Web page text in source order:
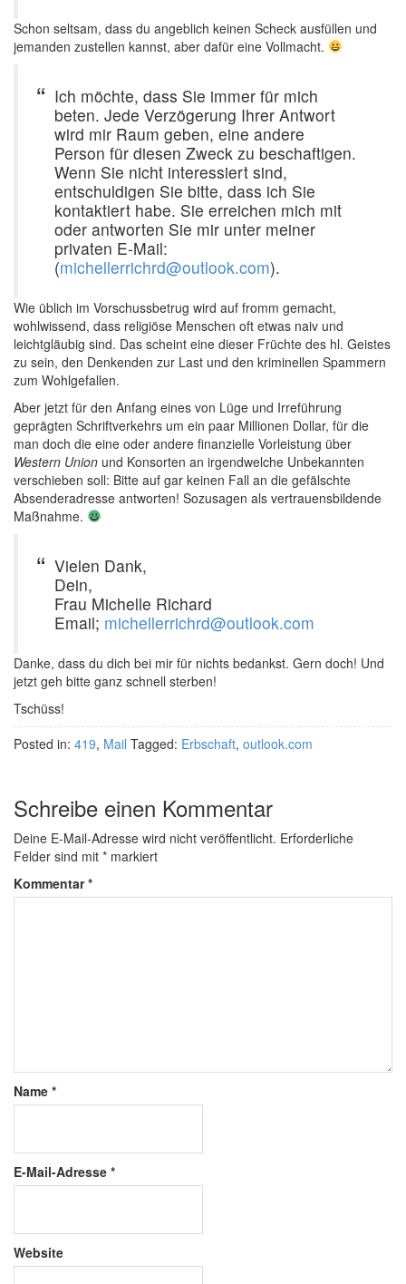
Schon seltsam, dass du angeblich keinen Scheck ausfüllen und
jemanden zustellen kannst, aber dafür eine Vollmacht.
Ich möchte, dass Sie immer für mich
beten. Jede Verzögerung Ihrer Antwort
wird mir Raum geben, eine andere
Person für diesen Zweck zu beschaftigen.
Wenn Sie nicht interessiert sind,
entschuldigen Sie bitte, dass ich Sie
kontaktiert habe. Sie erreichen mich mit
oder antworten Sie mir unter meiner
privaten E-Mail:
(michellerrichrd@outlook.com).
Wie üblich im Vorschussbetrug wird auf fromm gemacht,
wohlwissend, dass religiöse Menschen oft etwas naiv und
leichtgläubig sind. Das scheint eine dieser Früchte des hl. Geistes
zu sein, den Denkenden zur Last und den kriminellen Spammern
zum Wohlgefallen.
Aber jetzt für den Anfang eines von Lüge und Irreführung
geprägten Schriftverkehrs um ein paar Millionen Dollar, für die
man doch die eine oder andere finanzielle Vorleistung über
Western Union und Konsorten an irgendwelche Unbekannten
verschieben soll: Bitte auf gar keinen Fall an die gefälschte
Absenderadresse antworten! Sozusagen als vertrauensbildende
Maßnahme.
Vielen Dank,
Dein,
Frau Michelle Richard
Email; michellerrichrd@outlook.com
Danke, dass du dich bei mir für nichts bedankst. Gern doch! Und
jetzt geh bitte ganz schnell sterben!
Tschüss!
Posted in: 419, Mail Tagged: Erbschaft, outlook.com
Schreibe einen Kommentar
Deine E-Mail-Adresse wird nicht veröffentlicht. Erforderliche
Felder sind mit * markiert
Kommentar*
Name *
E-Mail-Adresse *
Website